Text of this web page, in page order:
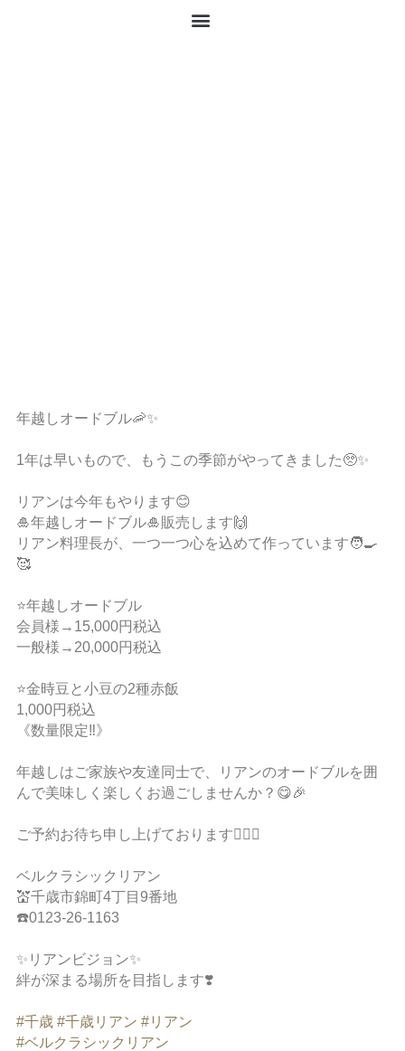
年越しオードブル🦐✨
1年は早いもので、もうこの季節がやってきました🥺✨
リアンは今年もやります😊
🎍年越しオードブル🎍販売します🙌
リアン料理長が、一つ一つ心を込めて作っています🧑‍🍳
🥰
⭐️年越しオードブル
会員様→15,000円税込
一般様→20,000円税込
⭐️金時豆と小豆の2種赤飯
1,000円税込
《数量限定‼️》
年越しはご家族や友達同士で、リアンのオードブルを囲
んで美味しく楽しくお過ごしませんか？😋🎉
ご予約お待ち申し上げております🙇‍♀️✨
ベルクラシックリアン
💒千歳市錦町4丁目9番地
☎️0123-26-1163
✨リアンビジョン✨
絆が深まる場所を目指します❣️
#千歳 #千歳リアン #リアン
#ベルクラシックリアン